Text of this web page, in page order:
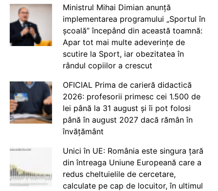
Ministrul Mihai Dimian anunță
implementarea programului „Sportul în
școală” începând din această toamnă:
Apar tot mai multe adeverințe de
scutire la Sport, iar obezitatea în
rândul copiilor a crescut
OFICIAL Prima de carieră didactică
2026: profesorii primesc cei 1.500 de
lei până la 31 august și îi pot folosi
până în august 2027 dacă rămân în
învățământ
Unici în UE: România este singura țară
din întreaga Uniune Europeană care a
redus cheltuielile de cercetare,
calculate pe cap de locuitor, în ultimul